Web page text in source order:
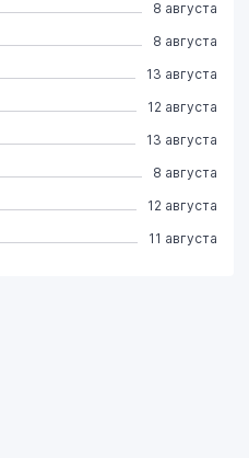
8 августа
8 августа
13 августа
12 августа
13 августа
8 августа
12 августа
11 августа